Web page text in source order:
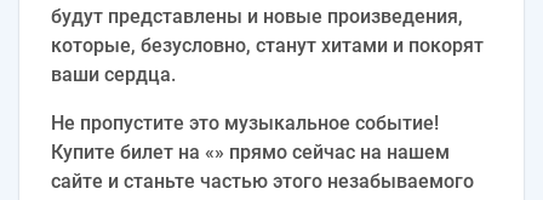
будут представлены и новые произведения,
которые, безусловно, станут хитами и покорят
ваши сердца.
Не пропустите это музыкальное событие!
Купите билет на «» прямо сейчас на нашем
сайте и станьте частью этого незабываемого